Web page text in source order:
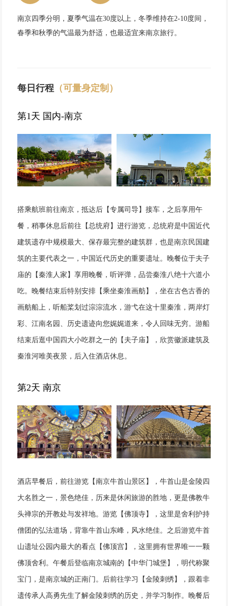
南京四季分明，夏季气温在30度以上，冬季维持在2-10度间，
春季和秋季的气温最为舒适，也最适宜来南京旅行。
每日行程 （可量身定制）
第1天 国内-南京
搭乘航班前往南京，抵达后【专属司导】接车，之后享用午
餐，稍事休息后前往【总统府】进行游览，总统府是中国近代
建筑遗存中规模最大、保存最完整的建筑群，也是南京民国建
筑的主要代表之一，中国近代历史的重要遗址。晚餐位于夫子
庙的【秦淮人家】享用晚餐，听评弹，品尝秦淮八绝十六道小
吃。晚餐结束后特别安排【乘坐秦淮画舫】，坐在古色古香的
画舫船上，听船桨划过淙淙流水，游弋在这十里秦淮，两岸灯
彩、江南名园、历史遗迹向您娓娓道来，令人回味无穷。游船
结束后逛中国四大小吃群之一的【夫子庙】，欣赏徽派建筑及
秦淮河唯美夜景，后入住酒店休息。
第2天 南京
酒店早餐后，前往游览【南京牛首山景区】，牛首山是金陵四
大名胜之一，景色绝佳，历来是休闲旅游的胜地，更是佛教牛
头禅宗的开教处与发祥地。游览【佛顶寺】，这里是舍利护持
僧团的弘法道场，背靠牛首山东峰，风水绝佳。之后游览牛首
山遗址公园内最大的看点【佛顶宫】，这里拥有世界唯一一颗
佛顶舍利。午餐后登临南京城南的【中华门城堡】，明代称聚
宝门，是南京城的正南门。后前往学习【金陵刺绣】，跟着非
遗传承人高勇先生了解金陵刺绣的历史，并学习制作。晚餐后